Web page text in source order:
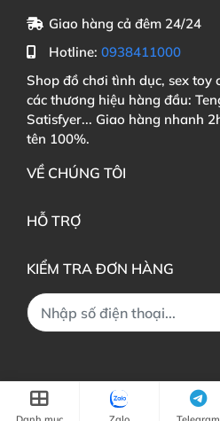
Giao hàng cả đêm 24/24
Hotline: 0938411000
Shop đồ chơi tình dục, sex toy
các thương hiệu hàng đầu:
Satisfyer... Giao hàng nhanh
tên 100%.
VỀ CHÚNG TÔI
HỖ TRỢ
KIỂM TRA ĐƠN HÀNG